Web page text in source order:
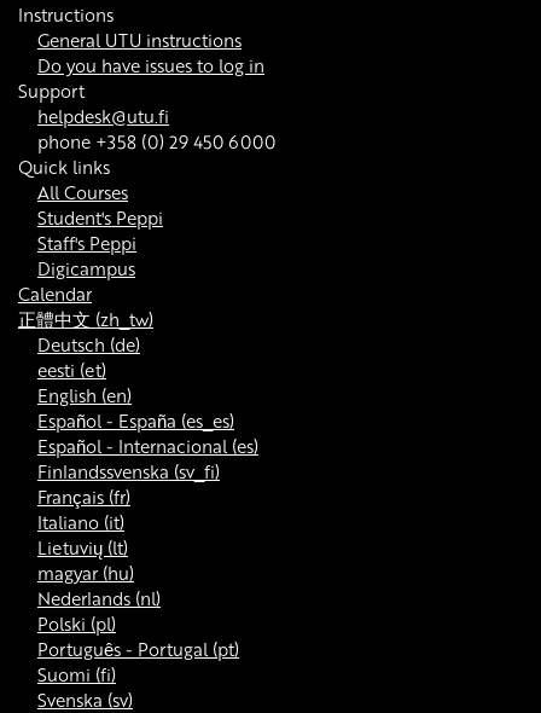
Instructions
General UTU instructions
Do you have issues to log in
Support
helpdesk@utu.fi
phone +358 (0) 29 450 6000
Quick links
All Courses
Student's Peppi
Staff's Peppi
Digicampus
Calendar
正體中文 ‎(zh_tw)‎
Deutsch ‎(de)‎
eesti ‎(et)‎
English ‎(en)‎
Español - España ‎(es_es)‎
Español - Internacional ‎(es)‎
Finlandssvenska ‎(sv_fi)‎
Français ‎(fr)‎
Italiano ‎(it)‎
Lietuvių ‎(lt)‎
magyar ‎(hu)‎
Nederlands ‎(nl)‎
Polski ‎(pl)‎
Português - Portugal ‎(pt)‎
Suomi ‎(fi)‎
Svenska ‎(sv)‎